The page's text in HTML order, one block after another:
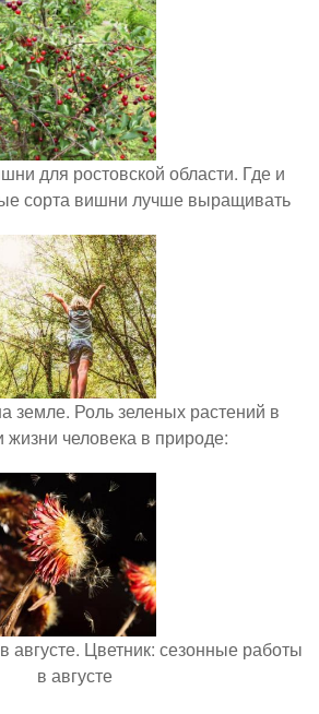
для ростовской области. Где и
сорта вишни лучше выращивать
земле. Роль зеленых растений в
жизни человека в природе:
августе. Цветник: сезонные работы
в августе